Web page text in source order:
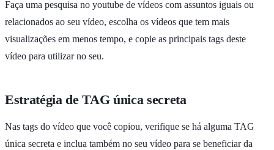
Faça uma pesquisa no youtube de vídeos com assuntos iguais ou
relacionados ao seu vídeo, escolha os vídeos que tem mais
visualizações em menos tempo, e copie as principais tags deste
vídeo para utilizar no seu.
Estratégia de TAG única secreta
Nas tags do vídeo que você copiou, verifique se há alguma TAG
única secreta e inclua também no seu vídeo para se beneficiar da